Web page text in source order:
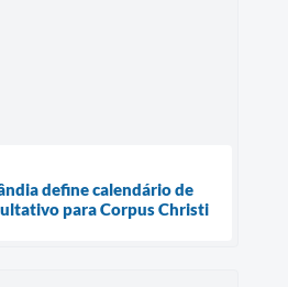
define calendário de
para Corpus Christi